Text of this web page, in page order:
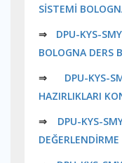
SİSTEMİ
⇒ DPU-KYS-
BOLOGNA DERS
⇒ DPU-KYS-
HAZIRLIKLARI
⇒ DPU-KYS-